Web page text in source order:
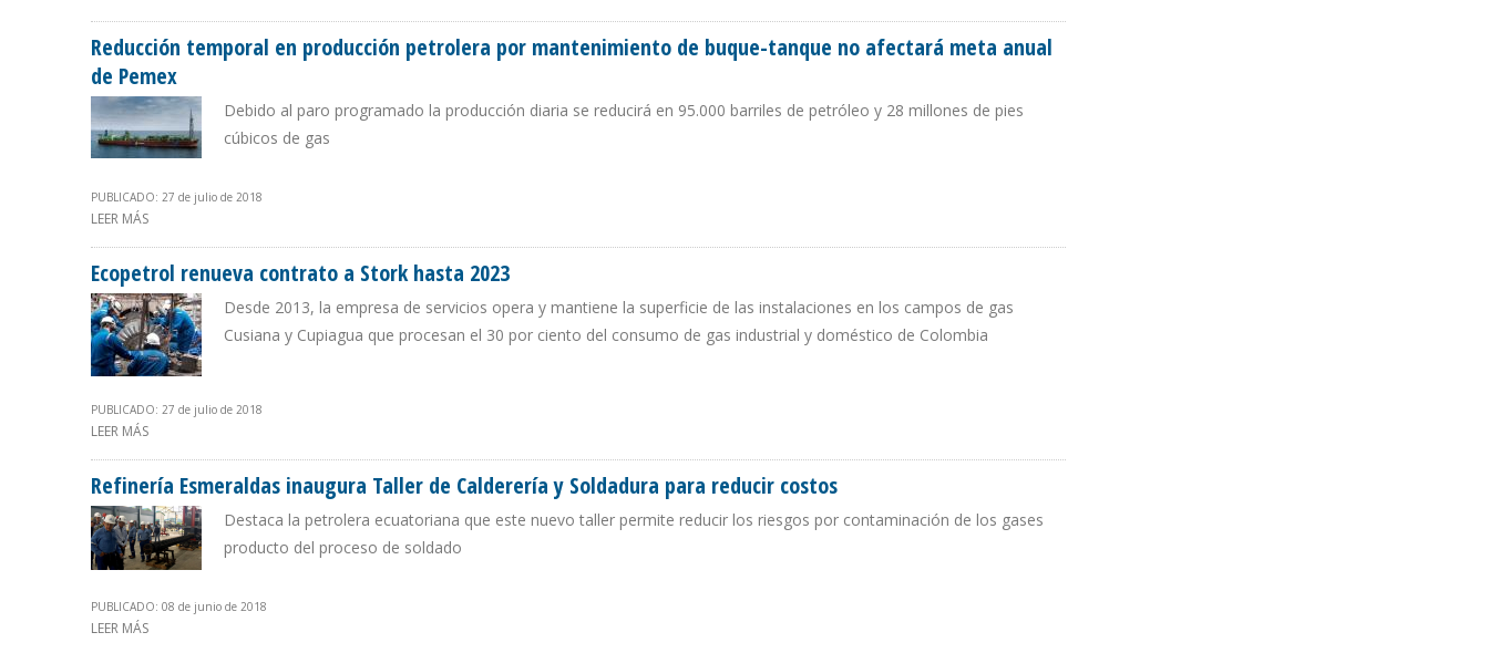
Reducción temporal en producción petrolera por mantenimiento de buque-tanque no afectará meta anual
de Pemex
Debido al paro programado la producción diaria se reducirá en 95.000 barriles de petróleo y 28 millones de pies
cúbicos de gas
PUBLICADO: 27 de julio de 2018
LEER MÁS
Ecopetrol renueva contrato a Stork hasta 2023
Desde 2013, la empresa de servicios opera y mantiene la superficie de las instalaciones en los campos de gas
Cusiana y Cupiagua que procesan el 30 por ciento del consumo de gas industrial y doméstico de Colombia
PUBLICADO: 27 de julio de 2018
LEER MÁS
Refinería Esmeraldas inaugura Taller de Calderería y Soldadura para reducir costos
Destaca la petrolera ecuatoriana que este nuevo taller permite reducir los riesgos por contaminación de los gases
producto del proceso de soldado
PUBLICADO: 08 de junio de 2018
LEER MÁS